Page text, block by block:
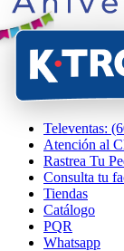
Televentas:
Atención al
Rastrea Tu
Consulta tu
Tiendas
Catálogo
PQR
Whatsapp